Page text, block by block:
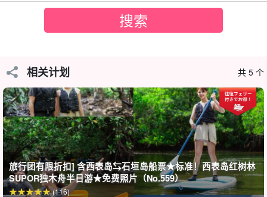
西表岛拥有亚热带特有的丰富动植物资源，您可以在迈拉河上尽情
相关计划 共 5 个
旅行团有限折扣] 含西表岛⇆石垣岛船票★标准！西表岛红树林
SUPOR独木舟半日游★免费照片（No.559）
(116)